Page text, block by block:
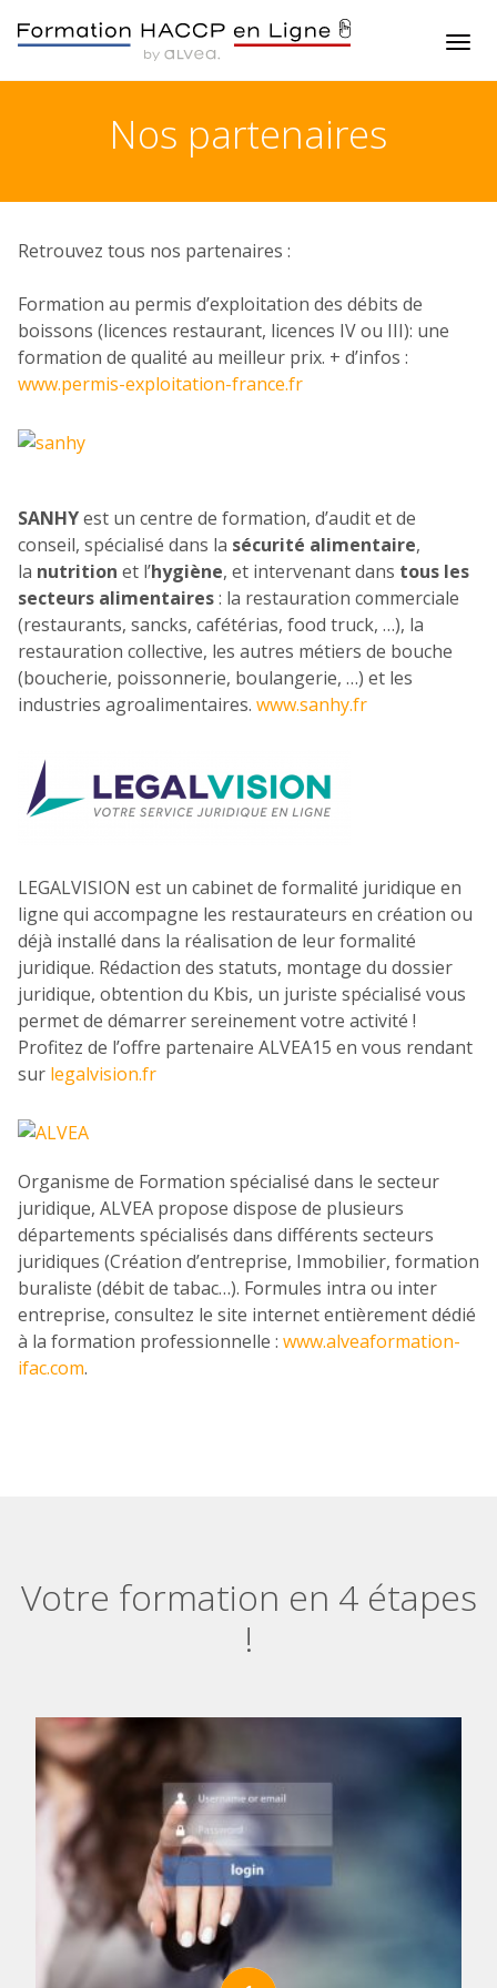
nos partenaires
Retrouvez tous nos partenaires :
Formation au permis d’exploitation des débits de
boissons (licences restaurant, licences IV ou III): une
formation de qualité au meilleur prix. + d’infos :
www.permis-exploitation-france.fr
SANHYest un centre de formation, d’audit et de
conseil, spécialisé dans la sécurité alimentaire,
la nutrition et l’hygiène, et intervenant dans tous les
secteurs alimentaires: la restauration commerciale
(restaurants, sancks, cafétérias, food truck, …), la
restauration collective, les autres métiers de bouche
(boucherie, poissonnerie, boulangerie, …) et les
industries agroalimentaires. www.sanhy.fr
LEGALVISION est un cabinet de formalité juridique en
ligne qui accompagne les restaurateurs en création ou
déjà installé dans la réalisation de leur formalité
juridique. Rédaction des statuts, montage du dossier
juridique, obtention du Kbis, un juriste spécialisé vous
permet de démarrer sereinement votre activité !
Profitez de l’offre partenaire ALVEA15 en vous rendant
sur legalvision.fr
Organisme de Formation spécialisé dans le secteur
juridique, ALVEA propose dispose de plusieurs
départements spécialisés dans différents secteurs
juridiques (Création d’entreprise, Immobilier, formation
buraliste (débit de tabac…). Formules intra ou inter
entreprise, consultez le site internet entièrement dédié
à la formation professionnelle : www.alveaformation-
ifac.com.
Votre formation en 4 étapes
!